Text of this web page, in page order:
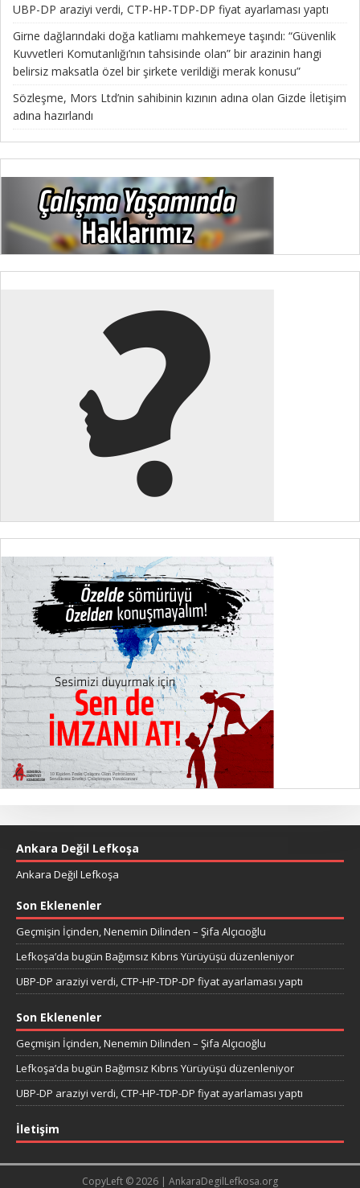
UBP-DP araziyi verdi, CTP-HP-TDP-DP fiyat ayarlaması yaptı
Girne dağlarındaki doğa katliamı mahkemeye taşındı: “Güvenlik
Kuvvetleri Komutanlığı’nın tahsisinde olan” bir arazinin hangi
belirsiz maksatla özel bir şirkete verildiği merak konusu”
Sözleşme, Mors Ltd’nin sahibinin kızının adına olan Gizde İletişim
adına hazırlandı
Ankara Değil Lefkoşa
Ankara Değil Lefkoşa
Son Eklenenler
Geçmişin İçinden, Nenemin Dilinden – Şifa Alçıcıoğlu
Lefkoşa’da bugün Bağımsız Kıbrıs Yürüyüşü düzenleniyor
UBP-DP araziyi verdi, CTP-HP-TDP-DP fiyat ayarlaması yaptı
Son Eklenenler
Geçmişin İçinden, Nenemin Dilinden – Şifa Alçıcıoğlu
Lefkoşa’da bugün Bağımsız Kıbrıs Yürüyüşü düzenleniyor
UBP-DP araziyi verdi, CTP-HP-TDP-DP fiyat ayarlaması yaptı
İletişim
CopyLeft © 2026 | AnkaraDegilLefkosa.org